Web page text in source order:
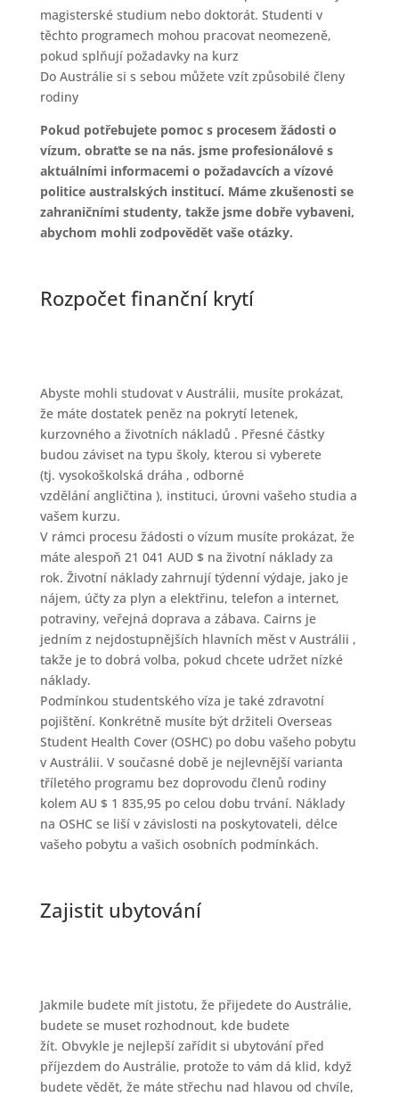
magisterské studium nebo doktorát. Studenti v
těchto programech mohou pracovat neomezeně,
pokud splňují požadavky na kurz
Do Austrálie si s sebou můžete vzít způsobilé členy
rodiny
Pokud potřebujete pomoc s procesem žádosti o
vízum, obraťte se na nás. jsme profesionálové s
aktuálními informacemi o požadavcích a vízové
politice australských institucí. Máme zkušenosti se
zahraničními studenty, takže jsme dobře vybaveni,
abychom mohli zodpovědět vaše otázky.
Rozpočet finanční krytí
Abyste mohli studovat v Austrálii, musíte prokázat,
že máte dostatek peněz na pokrytí letenek,
kurzovného a životních nákladů . Přesné částky
budou záviset na typu školy, kterou si vyberete
(tj. vysokoškolská dráha , odborné
vzdělání angličtina ), instituci, úrovni vašeho studia a
vašem kurzu.
V rámci procesu žádosti o vízum musíte prokázat, že
máte alespoň 21 041 AUD $ na životní náklady za
rok. Životní náklady zahrnují týdenní výdaje, jako je
nájem, účty za plyn a elektřinu, telefon a internet,
potraviny, veřejná doprava a zábava. Cairns je
jedním z nejdostupnějších hlavních měst v Austrálii ,
takže je to dobrá volba, pokud chcete udržet nízké
náklady.
Podmínkou studentského víza je také zdravotní
pojištění. Konkrétně musíte být držiteli Overseas
Student Health Cover (OSHC) po dobu vašeho pobytu
v Austrálii. V současné době je nejlevnější varianta
tříletého programu bez doprovodu členů rodiny
kolem AU $ 1 835,95 po celou dobu trvání. Náklady
na OSHC se liší v závislosti na poskytovateli, délce
vašeho pobytu a vašich osobních podmínkách.
Zajistit ubytování
Jakmile budete mít jistotu, že přijedete do Austrálie,
budete se muset rozhodnout, kde budete
žít. Obvykle je nejlepší zařídit si ubytování před
příjezdem do Austrálie, protože to vám dá klid, když
budete vědět, že máte střechu nad hlavou od chvíle,